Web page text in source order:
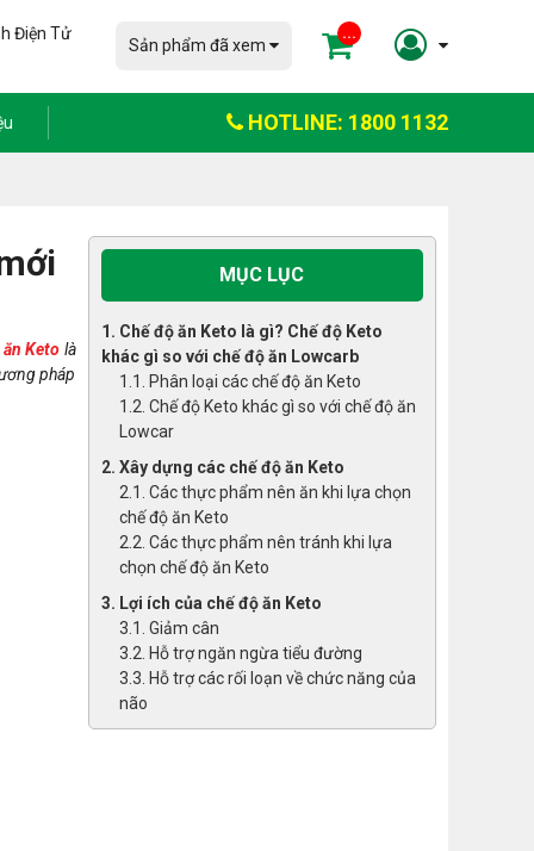
Điện Tử
Sản phẩm đã xem
...
HOTLINE: 1800 1132
Keto là
pháp
MỤC LỤC
1. Chế độ ăn Keto là gì? Chế độ Keto
khác gì so với chế độ ăn Lowcarb
1.1. Phân loại các chế độ ăn Keto
1.2. Chế độ Keto khác gì so với chế độ ăn
Lowcar
2. Xây dựng các chế độ ăn Keto
2.1. Các thực phẩm nên ăn khi lựa chọn
chế độ ăn Keto
2.2. Các thực phẩm nên tránh khi lựa
chọn chế độ ăn Keto
3. Lợi ích của chế độ ăn Keto
3.1. Giảm cân
3.2. Hỗ trợ ngăn ngừa tiểu đường
3.3. Hỗ trợ các rối loạn về chức năng của
não